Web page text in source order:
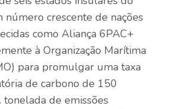
número crescente de nações
como Aliança 6PAC+
à Organização Marítima
para promulgar uma taxa
de carbono de 150
de emissões